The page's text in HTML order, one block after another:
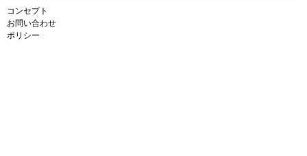
コンセプト
お問い合わせ
ポリシー